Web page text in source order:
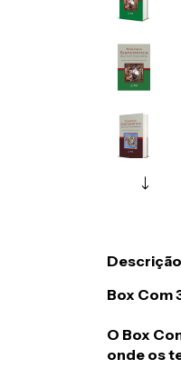
Descrição
Box Com
O Box
onde os